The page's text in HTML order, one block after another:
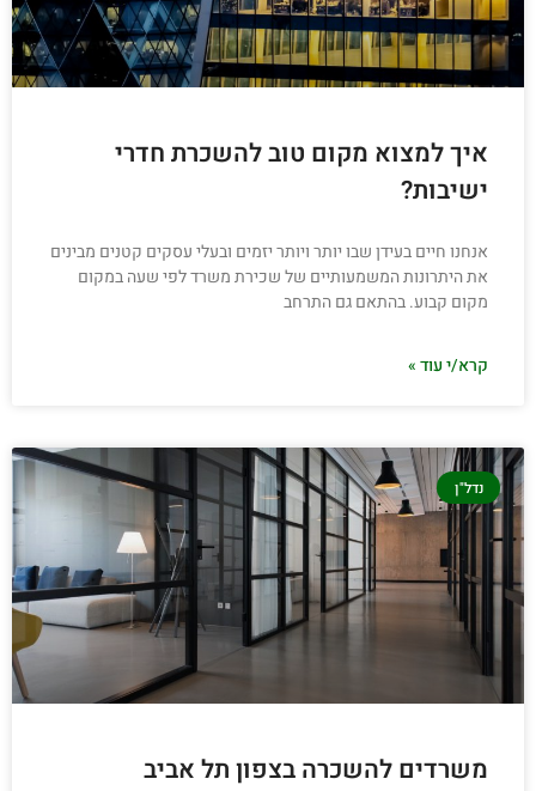
איך למצוא מקום טוב להשכרת חדרי
ישיבות?
אנחנו חיים בעידן שבו יותר ויותר יזמים ובעלי עסקים קטנים מבינים
את היתרונות המשמעותיים של שכירת משרד לפי שעה במקום
מקום קבוע. בהתאם גם התרחב
קרא/י עוד »
נדל"ן
משרדים להשכרה בצפון תל אביב